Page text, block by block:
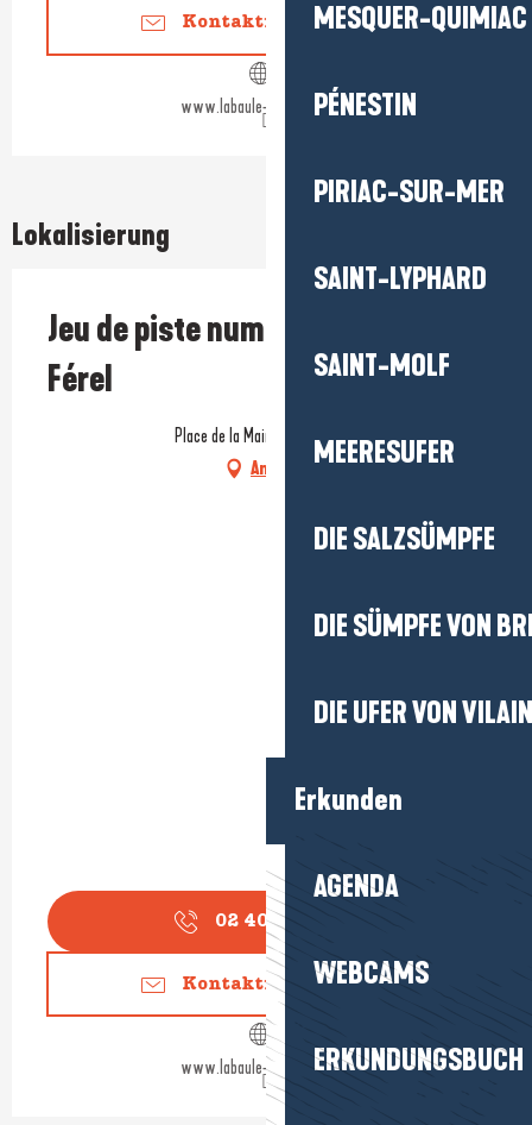
MESQUER-QUIMIAC
PÉNESTIN
PIRIAC-SUR-MER
SAINT-LYPHARD
SAINT-MOLF
MEERESUFER
DIE SALZSÜMPFE
DIE SÜMPFE VON
DIE UFER VON
Erkunden
AGENDA
WEBCAMS
ERKUNDUNGSBUCH
Kontaktieren Sie uns
www.labaule-guerande.com
Lokalisierung
Jeu de piste numérique Baludik -
Férel
Place de la Mairie, 56130 Férel
Anfahrt
02 40 24 34
Kontaktieren Sie uns
www.labaule-guerande.com